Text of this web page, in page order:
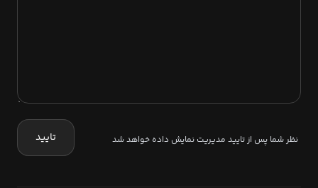
نظر شما پس از تایید مدیریت نمایش داده خواهد شد تایید